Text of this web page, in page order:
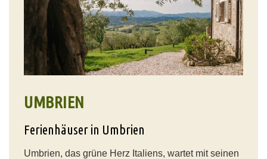
UMBRIEN
Ferienhäuser in Umbrien
Umbrien, das grüne Herz Italiens, wartet mit seinen